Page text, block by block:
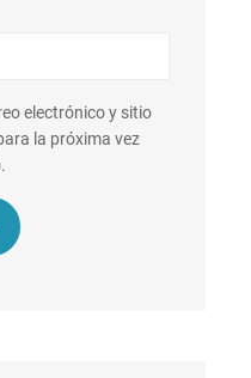
electrónico y sitio
la próxima vez